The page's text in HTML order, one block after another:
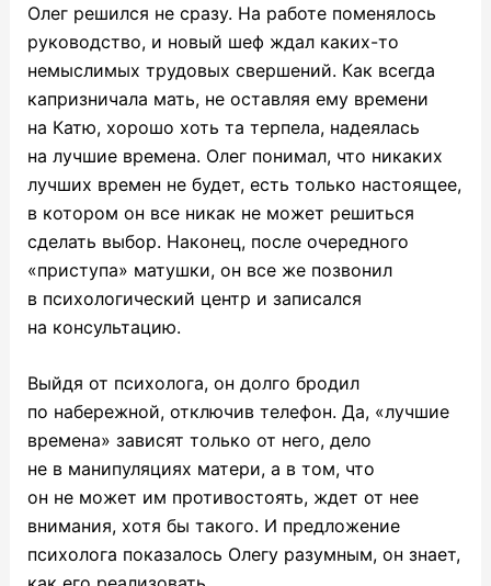
Олег решился не сразу. На работе поменялось
руководство, и новый шеф ждал каких-то
немыслимых трудовых свершений. Как всегда
капризничала мать, не оставляя ему времени
на Катю, хорошо хоть та терпела, надеялась
на лучшие времена. Олег понимал, что никаких
лучших времен не будет, есть только настоящее,
в котором он все никак не может решиться
сделать выбор. Наконец, после очередного
«приступа» матушки, он все же позвонил
в психологический центр и записался
на консультацию.
Выйдя от психолога, он долго бродил
по набережной, отключив телефон. Да, «лучшие
времена» зависят только от него, дело
не в манипуляциях матери, а в том, что
он не может им противостоять, ждет от нее
внимания, хотя бы такого. И предложение
психолога показалось Олегу разумным, он знает,